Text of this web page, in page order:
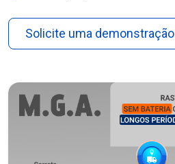
Solicite uma demonstração